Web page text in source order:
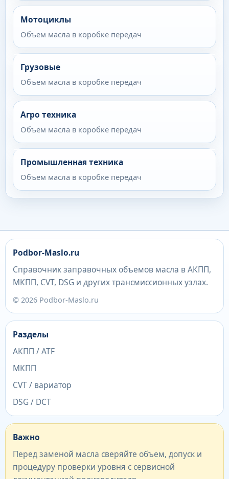
Мотоциклы
Объем масла в коробке передач
Грузовые
Объем масла в коробке передач
Агро техника
Объем масла в коробке передач
Промышленная техника
Объем масла в коробке передач
Podbor-Maslo.ru
Справочник заправочных объемов масла в АКПП,
МКПП, CVT, DSG и других трансмиссионных узлах.
© 2026 Podbor-Maslo.ru
Разделы
АКПП / ATF
МКПП
CVT / вариатор
DSG / DCT
Важно
Перед заменой масла сверяйте объем, допуск и
процедуру проверки уровня с сервисной